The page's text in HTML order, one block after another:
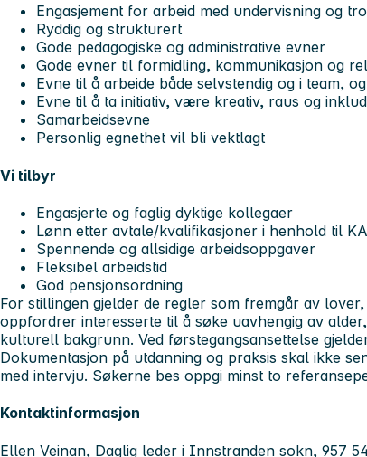
Engasjement for arbeid med undervisning og
Ryddig og strukturert
Gode pedagogiske og administrative evner
Gode evner til formidling, kommunikasjon og
Evne til å arbeide både selvstendig og i team,
Evne til å ta initiativ, være kreativ, raus og
Samarbeidsevne
Personlig egnethet vil bli vektlagt
Vi tilbyr
Engasjerte og faglig dyktige kollegaer
Lønn etter avtale/kvalifikasjoner i henhold til
Spennende og allsidige arbeidsoppgaver
Fleksibel arbeidstid
God pensjonsordning
For stillingen gjelder de regler som fremgår av
oppfordrer interesserte til å søke uavhengig av
kulturell bakgrunn. Ved førstegangsansettelse
Dokumentasjon på utdanning og praksis skal ikke
med intervju. Søkerne bes oppgi minst to
Kontaktinformasjon
Ellen Veinan, Daglig leder i Innstranden sokn, 957